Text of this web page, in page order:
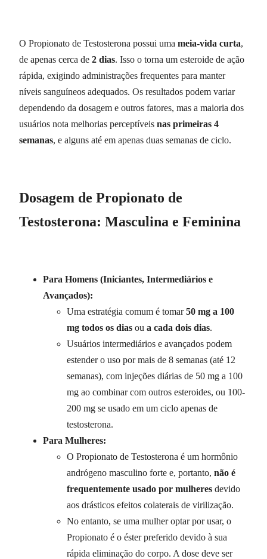
O Propionato de Testosterona possui uma meia-vida curta,
de apenas cerca de 2 dias. Isso o torna um esteroide de ação
rápida, exigindo administrações frequentes para manter
níveis sanguíneos adequados. Os resultados podem variar
dependendo da dosagem e outros fatores, mas a maioria dos
usuários nota melhorias perceptíveis nas primeiras 4
semanas, e alguns até em apenas duas semanas de ciclo.
Dosagem de Propionato de
Testosterona: Masculina e Feminina
Para Homens (Iniciantes, Intermediários e
Avançados):
Uma estratégia comum é tomar50 mg a 100
mg todos os dias ou a cada dois dias.
Usuários intermediários e avançados podem
estender o uso por mais de 8 semanas (até 12
semanas), com injeções diárias de 50 mg a 100
mg ao combinar com outros esteroides, ou 100-
200 mg se usado em um ciclo apenas de
testosterona.
Para Mulheres:
O Propionato de Testosterona é um hormônio
andrógeno masculino forte e, portanto, não é
frequentemente usado por mulheres devido
aos drásticos efeitos colaterais de virilização.
No entanto, se uma mulher optar por usar, o
Propionato é o éster preferido devido à sua
rápida eliminação do corpo. A dose deve ser